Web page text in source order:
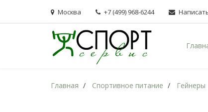
Москва +7 (499) 968-6244
Главная Спортивное питание Гейнеры